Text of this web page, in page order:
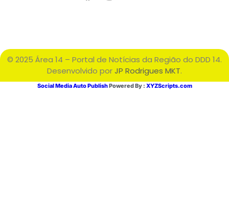
© 2025 Área 14 – Portal de Notícias da Região do DDD 14.
Desenvolvido porJP Rodrigues MKT.
Social Media Auto PublishPowered By : XYZScripts.com